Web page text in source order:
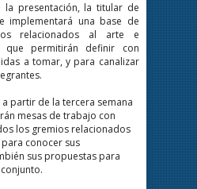
presentación, la titular de
implementará una base de
relacionados al arte e
que permitirán definir con
a tomar, y para canalizar
partir de la tercera semana
mesas de trabajo con
los gremios relacionados
conocer sus
sus propuestas para